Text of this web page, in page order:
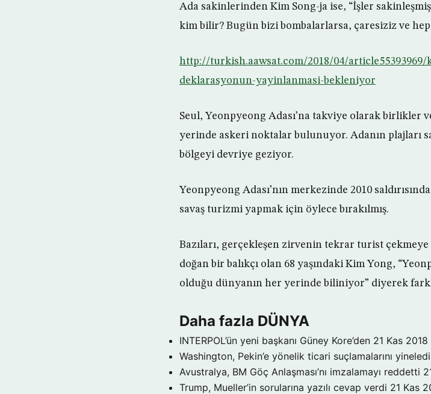
Ada sakinlerinden Kim Song-ja ise, “İşler
kim bilir? Bugün bizi bombalarlarsa, çaresiziz ve
http://turkish.aawsat.com/2018/04/
deklarasyonun-yayinlanmasi-bekleniyor
Seul, Yeonpyeong Adası’na takviye olarak birlikler
yerinde askeri noktalar bulunuyor. Adanın plajları
bölgeyi devriye geziyor.
Yeonpyeong Adası’nın merkezinde 2010
savaş turizmi yapmak için öylece bırakılmış.
Bazıları, gerçekleşen zirvenin tekrar turist çekmeye
doğan bir balıkçı olan 68 yaşındaki Kim Yong,
olduğu dünyanın her yerinde biliniyor” diyerek
Daha fazla DÜNYA
INTERPOL’ün yeni başkanı Güney Kore’den 21 Kas 2018
Washington, Pekin’e yönelik ticari suçlamalarını yineledi
Avustralya, BM Göç Anlaşması’nı imzalamayı reddetti
Trump, Mueller’in sorularına yazılı cevap verdi 21 Kas